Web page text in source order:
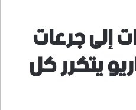
إلى جرعات
يتكرر كل